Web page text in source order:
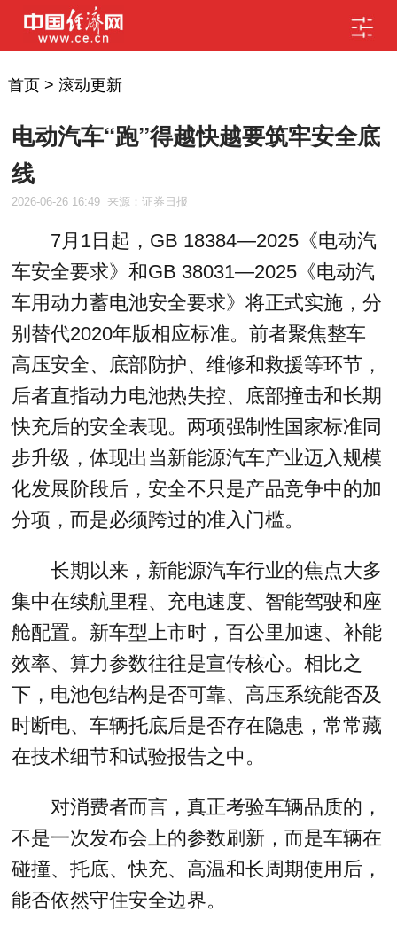
首页> 滚动更新
电动汽车“跑”得越快越要筑牢安全底
线
2026-06-26 16:49 来源：证券日报
7月1日起，GB 18384—2025《电动汽
车安全要求》和GB 38031—2025《电动汽
车用动力蓄电池安全要求》将正式实施，分
别替代2020年版相应标准。前者聚焦整车
高压安全、底部防护、维修和救援等环节，
后者直指动力电池热失控、底部撞击和长期
快充后的安全表现。两项强制性国家标准同
步升级，体现出当新能源汽车产业迈入规模
化发展阶段后，安全不只是产品竞争中的加
分项，而是必须跨过的准入门槛。
长期以来，新能源汽车行业的焦点大多
集中在续航里程、充电速度、智能驾驶和座
舱配置。新车型上市时，百公里加速、补能
效率、算力参数往往是宣传核心。相比之
下，电池包结构是否可靠、高压系统能否及
时断电、车辆托底后是否存在隐患，常常藏
在技术细节和试验报告之中。
对消费者而言，真正考验车辆品质的，
不是一次发布会上的参数刷新，而是车辆在
碰撞、托底、快充、高温和长周期使用后，
能否依然守住安全边界。